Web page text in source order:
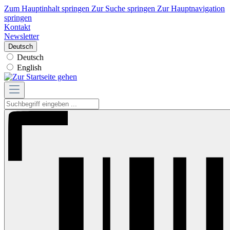
Zum Hauptinhalt springen Zur Suche springen Zur Hauptnavigation
springen
Kontakt
Newsletter
Deutsch
Deutsch
English